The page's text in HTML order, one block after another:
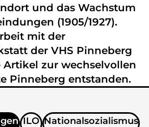
und das Wachstum
(1905/1927).
mit der
der VHS Pinneberg
zur wechselvollen
Pinneberg entstanden.
ILO Nationalsozialismus